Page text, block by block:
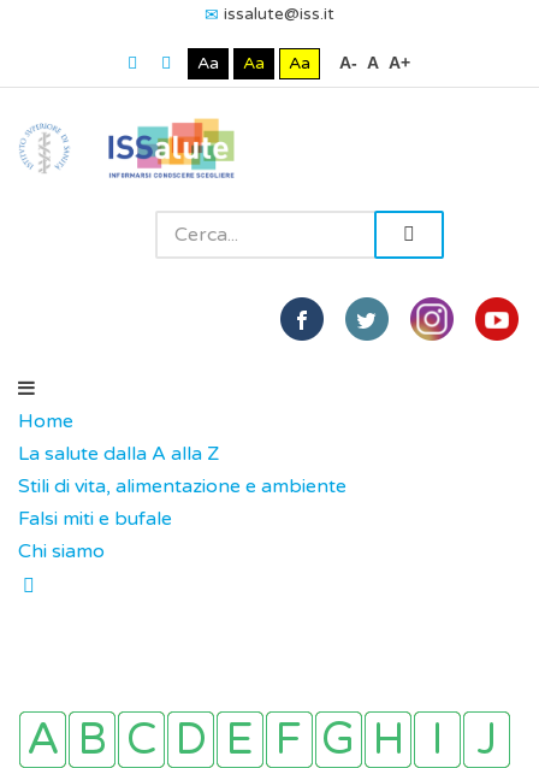
issalute@iss.it
Aa Aa Aa A- A A+
Home
La salute dalla A alla Z
Stili di vita, alimentazione e ambiente
Falsi miti e bufale
Chi siamo